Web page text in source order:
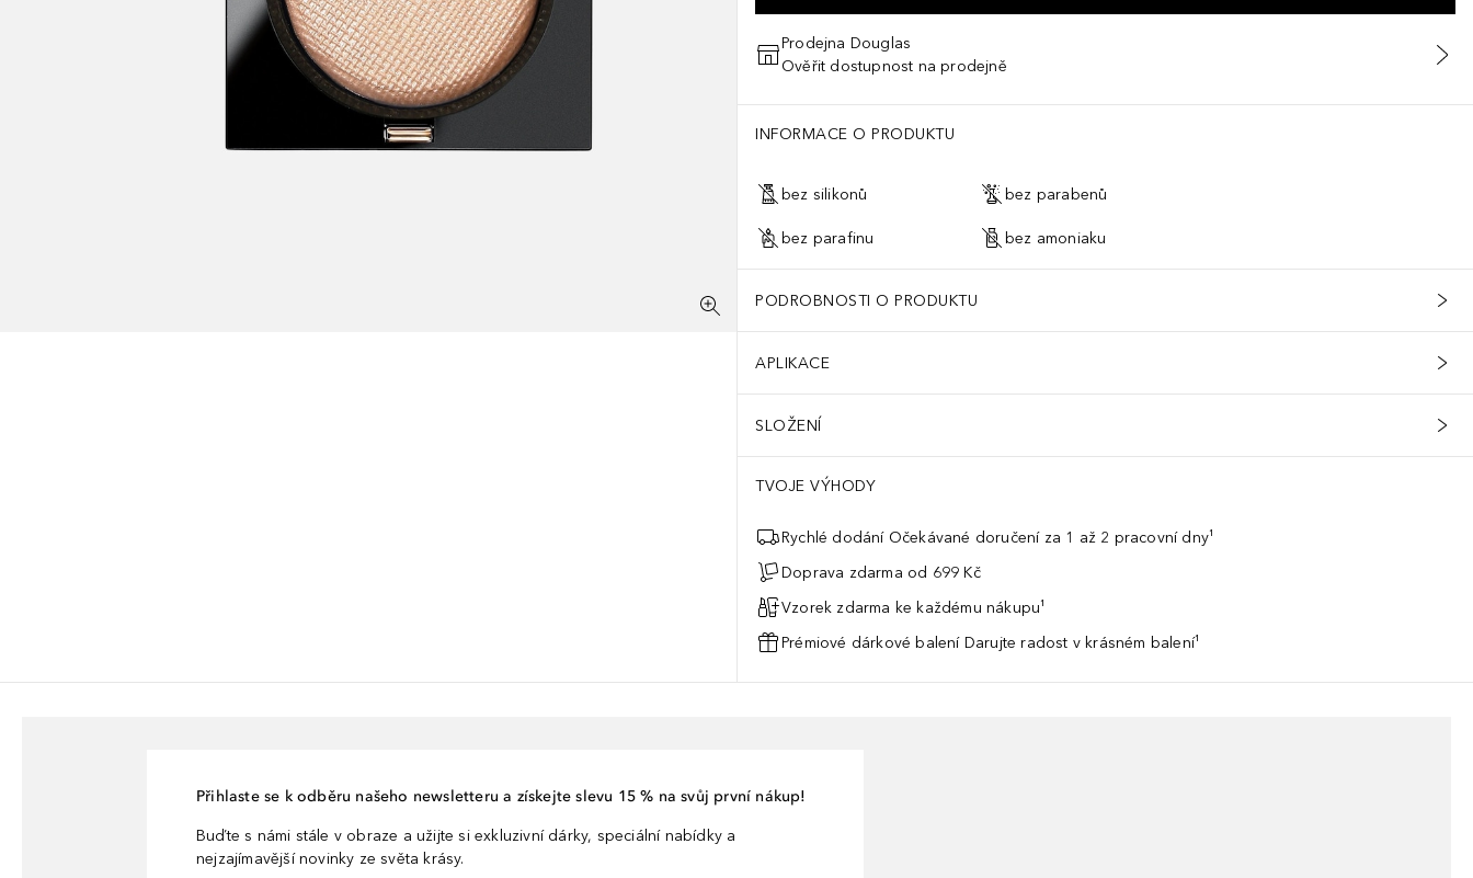
Prodejna Douglas
Ověřit dostupnost na prodejně
INFORMACE O PRODUKTU
bez silikonů bez parabenů
bez parafinu bez amoniaku
PODROBNOSTI O PRODUKTU
APLIKACE
SLOŽENÍ
TVOJE VÝHODY
Rychlé dodání Očekávané doručení za 1 až 2 pracovní dny¹
Doprava zdarma od 699 Kč
Vzorek zdarma ke každému nákupu¹
Prémiové dárkové balení Darujte radost v krásném balení¹
Přihlaste se k odběru našeho newsletteru a získejte slevu 15 % na svůj první nákup!
Buďte s námi stále v obraze a užijte si exkluzivní dárky, speciální nabídky a
nejzajímavější novinky ze světa krásy.